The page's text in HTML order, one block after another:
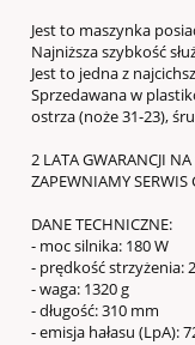
Jest to maszynka
Najniższa szybkość
Jest to jedna z
Sprzedawana w
ostrza (noże 31-23),
2 LATA GWARANCJI
ZAPEWNIAMY SERWIS
DANE TECHNICZNE:
- moc silnika: 180 W
- prędkość strzyżenia:
- waga: 1320 g
- długość: 310 mm
- emisja hałasu (LpA):